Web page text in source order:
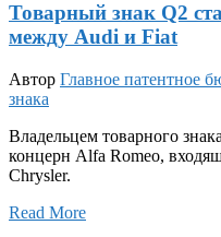
Товарный знак Q2
между Audi и Fiat
Автор Главное патентное
знака
Владельцем товарного
концерн Alfa Romeo,
Chrysler.
Read More